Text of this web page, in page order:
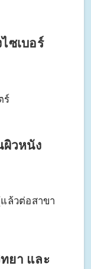
ซเบอร์
ร์
ผิวหนัง
ล้วต่อสาขา
ยา และ